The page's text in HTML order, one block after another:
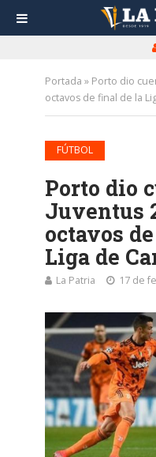
Portada » Porto dio
octavos de final de la
FÚTBOL
Porto dio
Juventus
octavos
Liga de
La Patria 17 de